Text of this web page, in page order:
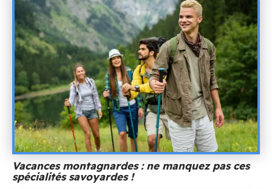
Vacances montagnardes : ne manquez pas ces
spécialités savoyardes !